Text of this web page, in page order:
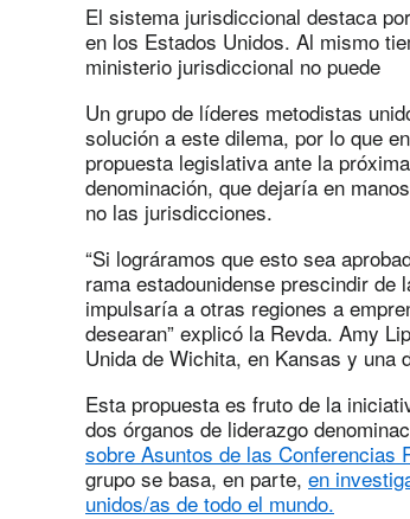
El sistema jurisdiccional destaca
en los Estados Unidos. Al mismo
ministerio jurisdiccional no puede
Un grupo de líderes metodistas
solución a este dilema, por lo que
propuesta legislativa ante la
denominación, que dejaría en
no las jurisdicciones.
“Si lográramos que esto sea
rama estadounidense prescindir
impulsaría a otras regiones a
desearan” explicó la Revda. Amy
Unida de Wichita, en Kansas y una
Esta propuesta es fruto de la
dos órganos de liderazgo
sobre Asuntos de las Conferencias
grupo se basa, en parte, en
unidos/as de todo el mundo.